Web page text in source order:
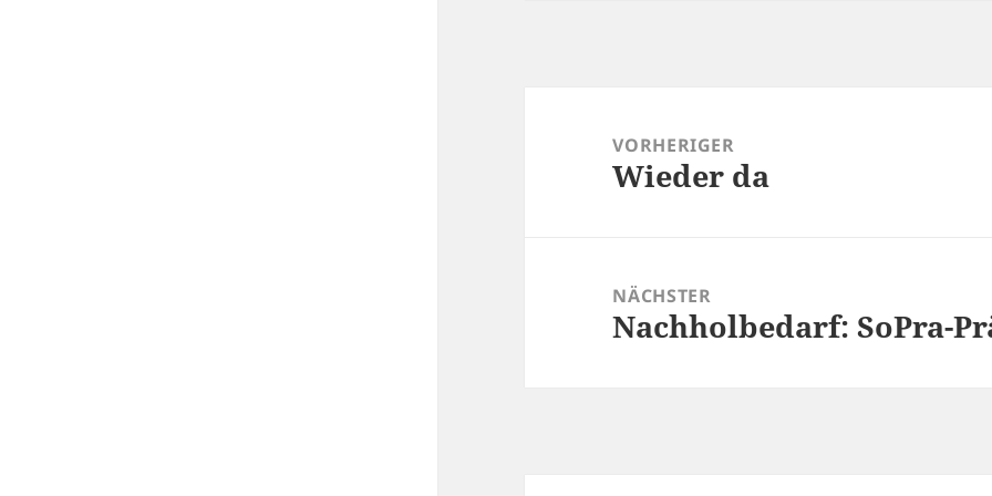
VORHERIGER
Vorheriger
Wieder da
NÄCHSTER
Nächster
Nachholbedarf: SoPra-